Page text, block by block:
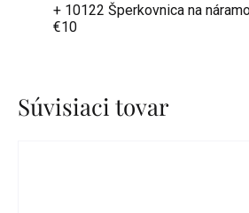
+ 10122 Šperkovnica na
€10
Súvisiaci tovar